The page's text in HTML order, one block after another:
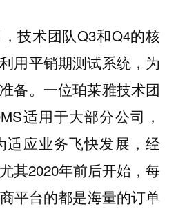
技术团队Q3和Q4的核
用平销期测试系统，为
备。一位珀莱雅技术团
适用于大部分公司，
适应业务飞快发展，经
其2020年前后开始，每
平台的都是海量的订单